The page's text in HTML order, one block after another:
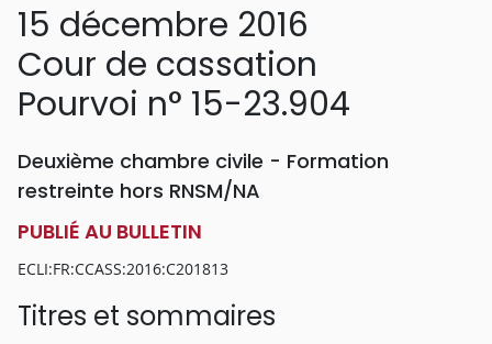
15 décembre 2016
Cour de cassation
Pourvoi n° 15-23.904
Deuxième chambre civile - Formation
restreinte hors RNSM/NA
PUBLIÉ AU BULLETIN
ECLI:FR:CCASS:2016:C201813
Titres et sommaires